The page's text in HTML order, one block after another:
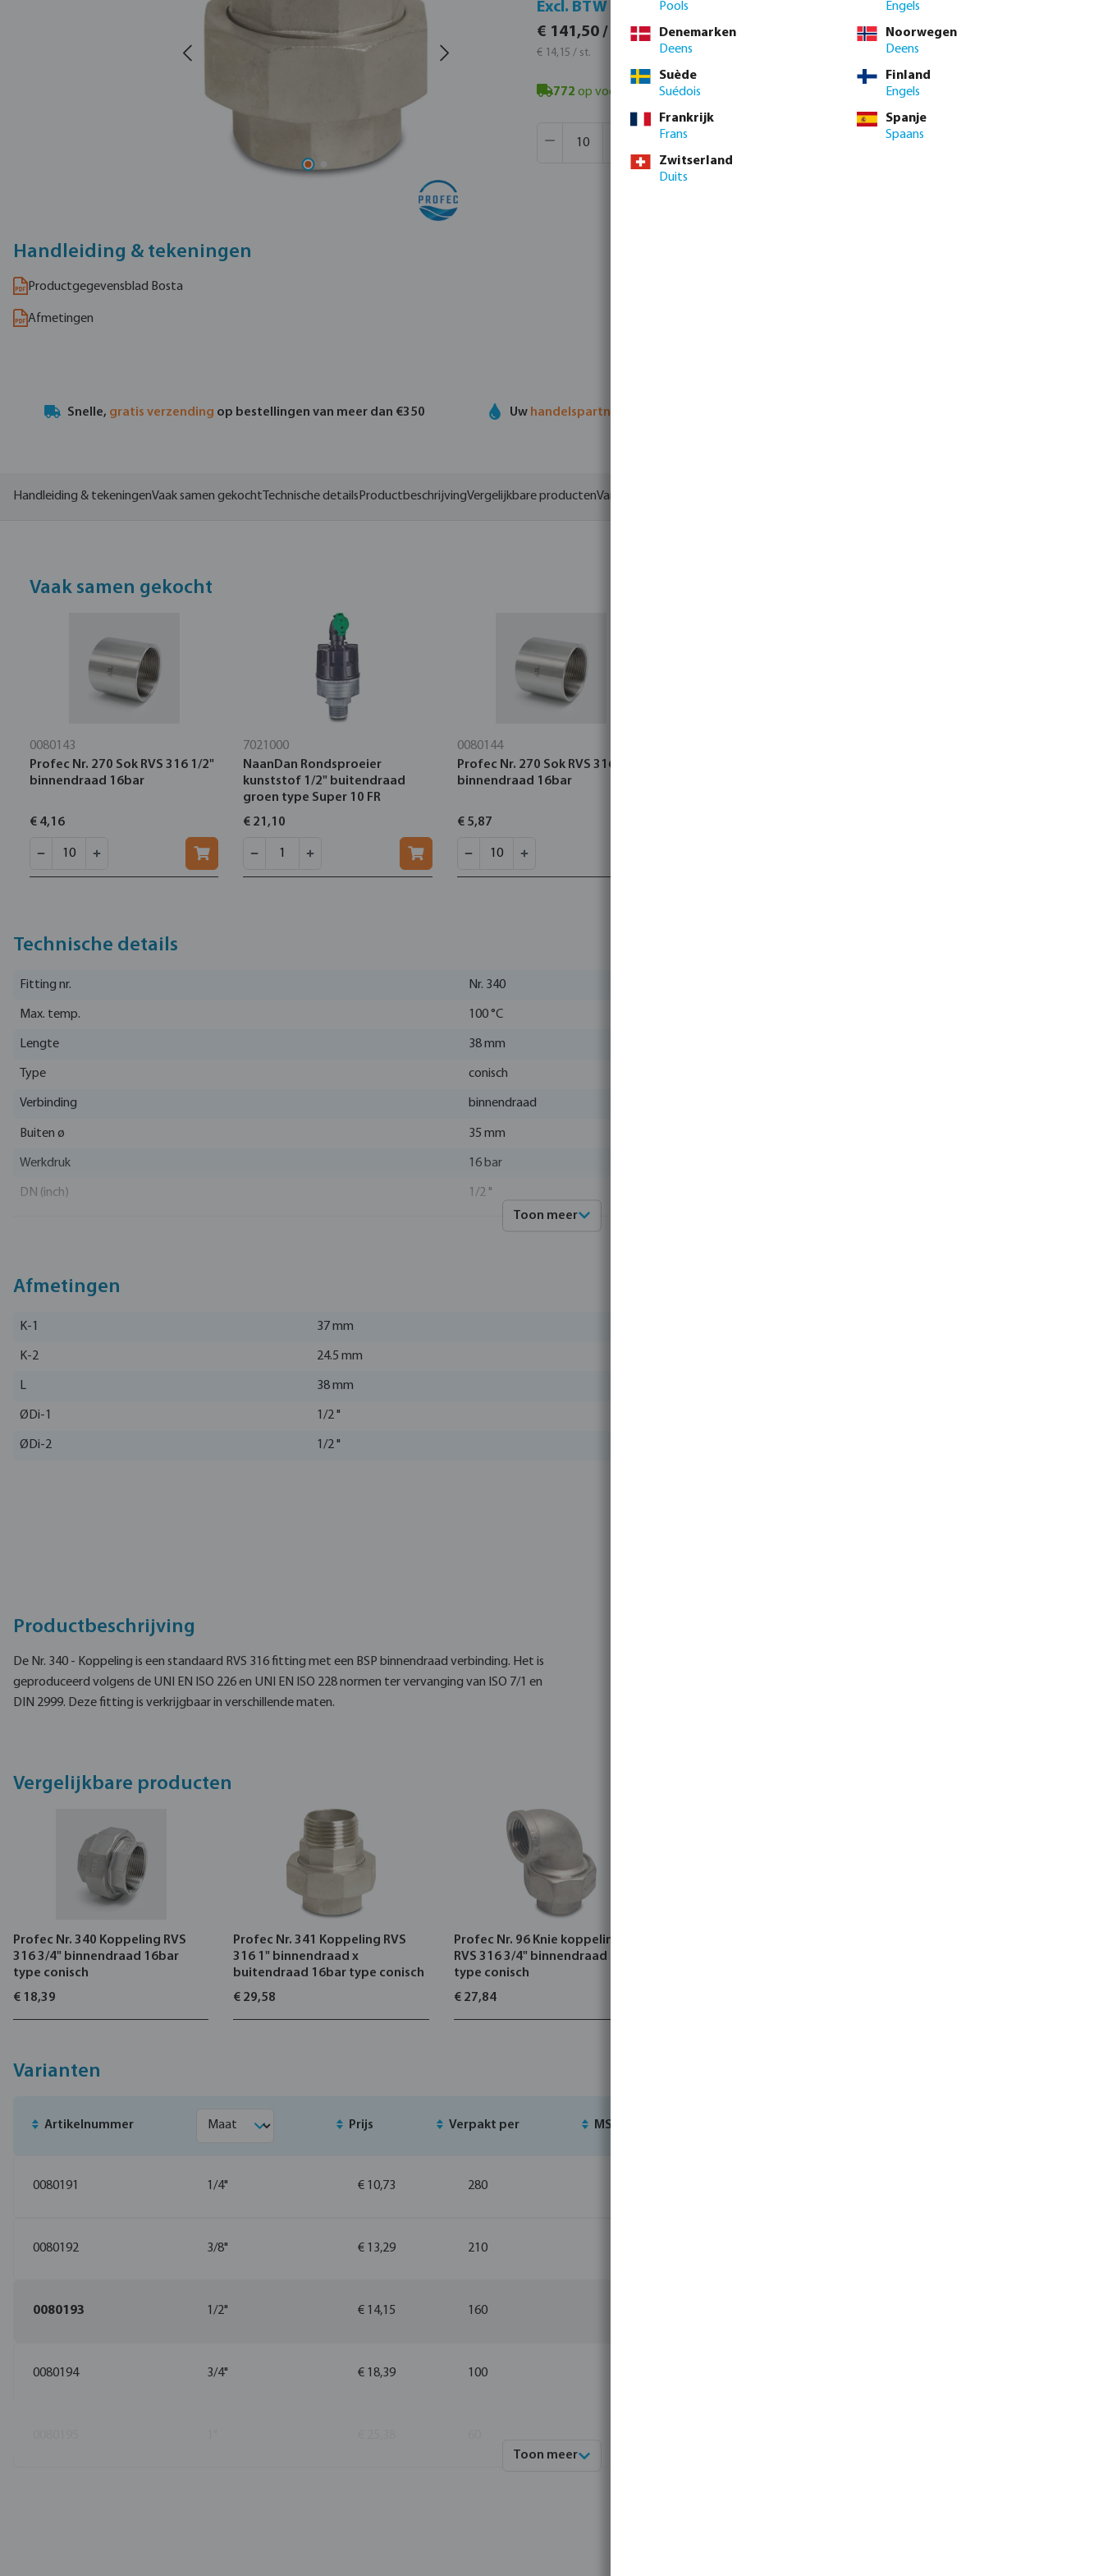
Handleiding & tekeningen
Productgegevensblad Bosta
Afmetingen
Excl. BTW
€ 141,50 / 10 st.
€ 14,15 / st.
€ 171,22 / 10 st.
772 op voorraad in Veghel, NL - minimale levertijd: 1-2 werkdag(en)
Producthoeveelheid: Voer de gewenste hoeveelheid in of gebruik de knoppen om de
Verpakt per:
MSQ:
10 st.
Voeg toe aan winkelmandje
Snelle, gratis verzending op bestellingen van meer dan €350 Uw handelspartner
Handleiding & tekeningenVaak samen gekocht Technische details ProductbeschrijvingVergelijkbare productenVarianten
Vaak samen gekocht
0080143
Profec Nr. 270 Sok RVS 316 1/2"
binnendraad 16bar
€ 4,16
7021000
NaanDan Rondsproeier
kunststof 1/2" buitendraad
groen type Super 10 FR
€ 21,10
0080144
Profec Nr. 270 Sok RVS 316 3/4"
binnendraad 16bar
€ 5,87
Technische details
Fitting nr. Nr. 340
Max. temp. 100 °C
Lengte 38 mm
Type conisch
Verbinding binnendraad
Buiten ø 35 mm
Werkdruk 16 bar
DN (inch) 1/2 "
Artikelnummer
Toon meer
Afmetingen
K-1 37 mm
K-2 24.5 mm
L 38 mm
ØDi-1 1/2 "
ØDi-2 1/2 "
Productbeschrijving
De Nr. 340 - Koppeling is een standaard RVS 316 fitting met een BSP binnendraad verbinding. Het is
geproduceerd volgens de UNI EN ISO 226 en UNI EN ISO 228 normen ter vervanging van ISO 7/1 en
DIN 2999. Deze fitting is verkrijgbaar in verschillende maten.
Vergelijkbare producten
Profec Nr. 340 Koppeling RVS
316 3/4" binnendraad 16bar
type conisch
€ 18,39
Profec Nr. 341 Koppeling RVS
316 1" binnendraad x
buitendraad 16bar type conisch
€ 29,58
Profec Nr. 96 Knie koppeling 90°
RVS 316 3/4" binnendraad 16bar
type conisch
€ 27,84
Varianten
Artikelnummer Prijs Verpakt per MSQ
0080191 1/4" € 10,73 280
0080192 3/8" € 13,29 210
0080193 1/2" € 14,15 160
0080194 3/4" € 18,39 100
Toon meer
Pools
Engels
Denemarken
Deens
Noorwegen
Deens
Suède
Suédois
Finland
Engels
Frankrijk
Frans
Spanje
Spaans
Zwitserland
Duits